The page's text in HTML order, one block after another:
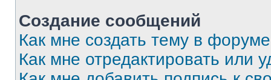
Создание сообщений
Как мне создать тему в
Как мне отредактировать или